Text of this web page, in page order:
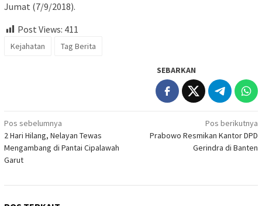
Jumat (7/9/2018).
Post Views: 411
Kejahatan Tag Berita
SEBARKAN
Navigasi
pos
Pos sebelumnya
2 Hari Hilang, Nelayan Tewas
Mengambang di Pantai Cipalawah
Garut
Pos berikutnya
Prabowo Resmikan Kantor DPD
Gerindra di Banten